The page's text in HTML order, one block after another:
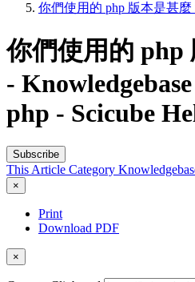
你們使用的 php 版本是甚麼
你們使用的 php
-
php - Scicube
Subscribe
This Article Category
×
Print
Download PDF
×